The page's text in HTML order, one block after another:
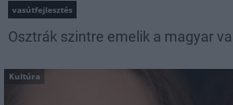
vasútfejlesztés
Osztrák szintre emelik a magyar
Kultúra